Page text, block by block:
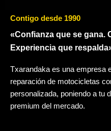
Contigo desde 1990
«Confianza que se gana.
Experiencia que
Txarandaka es una empresa
reparación de motocicletas
personalizada, poniendo a tu
premium del mercado.